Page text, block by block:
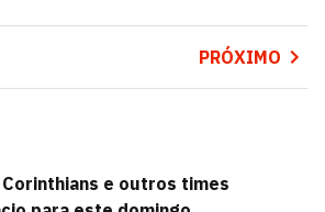
PRÓXIMO
Corinthians e outros times